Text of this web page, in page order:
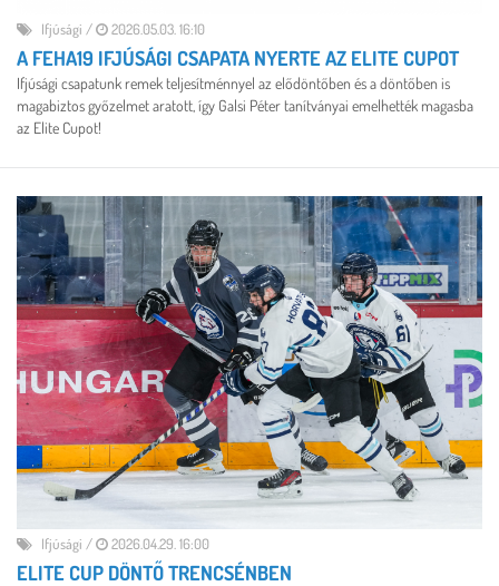
Ifjúsági / 2026.05.03. 16:10
A FEHA19 IFJÚSÁGI CSAPATA NYERTE AZ ELITE CUPOT
Ifjúsági csapatunk remek teljesítménnyel az elődöntőben és a döntőben is
magabiztos győzelmet aratott, így Galsi Péter tanítványai emelhették magasba
az Elite Cupot!
Ifjúsági / 2026.04.29. 16:00
ELITE CUP DÖNTŐ TRENCSÉNBEN